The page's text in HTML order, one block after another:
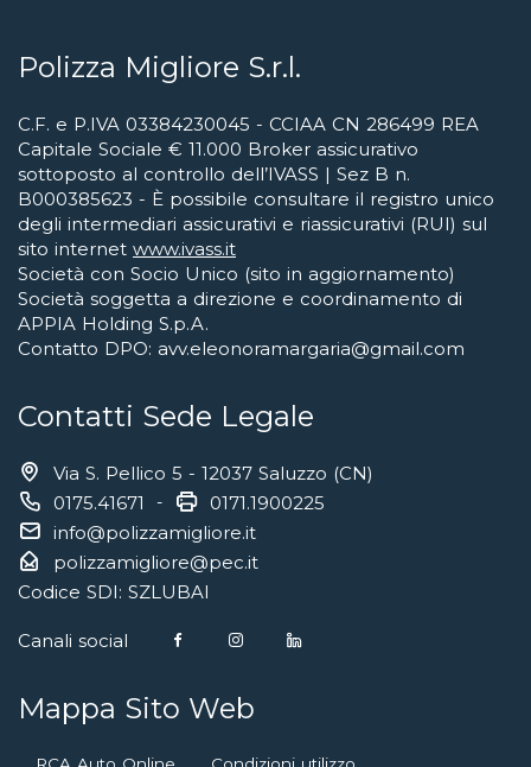
Polizza Migliore S.r.l.
C.F. e P.IVA 03384230045 - CCIAA CN 286499 REA
Capitale Sociale € 11.000 Broker assicurativo
sottoposto al controllo dell’IVASS | Sez B n.
B000385623 - È possibile consultare il registro unico
degli intermediari assicurativi e riassicurativi (RUI) sul
sito internet www.ivass.it
Società con Socio Unico (sito in aggiornamento)
Società soggetta a direzione e coordinamento di
APPIA Holding S.p.A.
Contatto DPO: avv.eleonoramargaria@gmail.com
Contatti Sede Legale
Via S. Pellico 5 - 12037 Saluzzo (CN)
0175.41671
-
0171.1900225
info@polizzamigliore.it
polizzamigliore@pec.it
Codice SDI: SZLUBAI
Canali social
Mappa Sito Web